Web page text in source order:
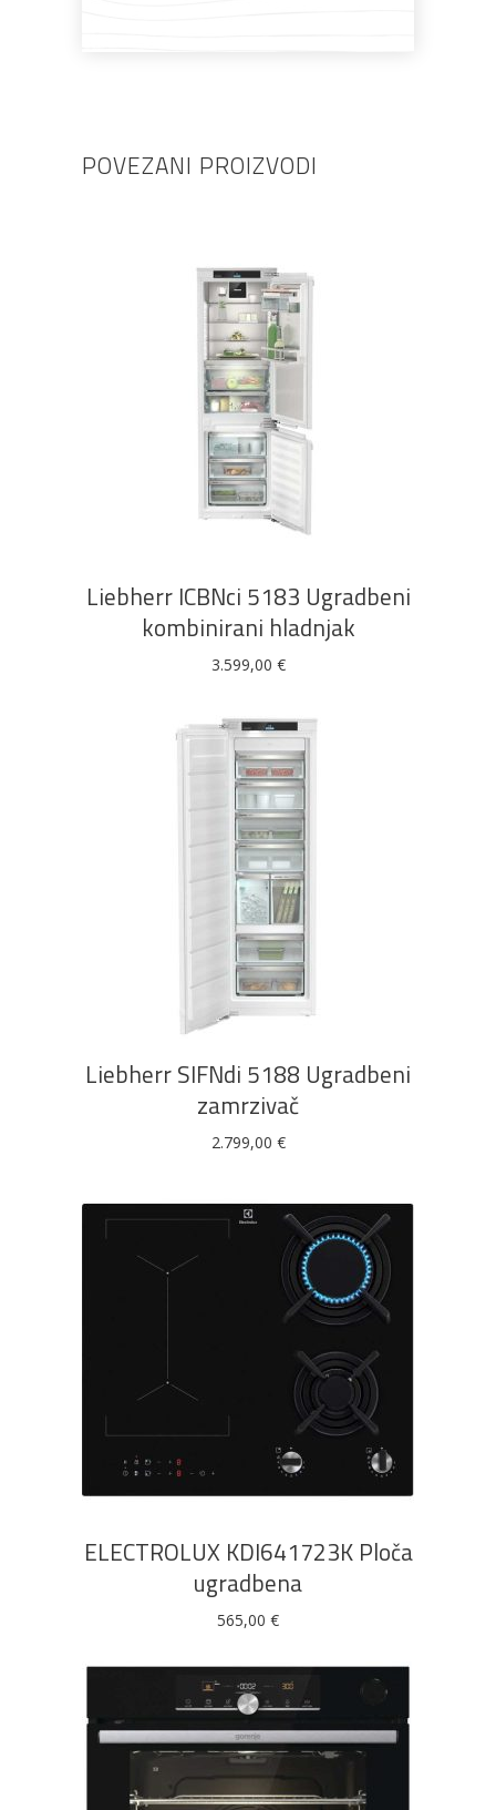
POVEZANI PROIZVODI
DODAJ U KOŠARICU
Liebherr ICBNci 5183 Ugradbeni
kombinirani hladnjak
3.599,00 €
DODAJ U KOŠARICU
Liebherr SIFNdi 5188 Ugradbeni
zamrzivač
2.799,00 €
DODAJ U KOŠARICU
ELECTROLUX KDI641723K Ploča
ugradbena
565,00 €